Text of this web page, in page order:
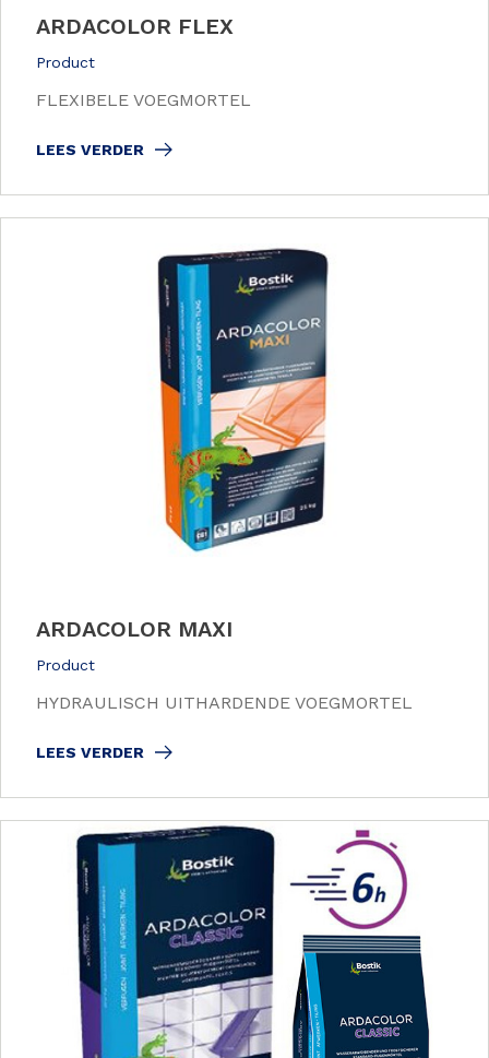
ARDACOLOR FLEX
Product
FLEXIBELE VOEGMORTEL
LEES VERDER
ARDACOLOR MAXI
Product
HYDRAULISCH UITHARDENDE VOEGMORTEL
LEES VERDER